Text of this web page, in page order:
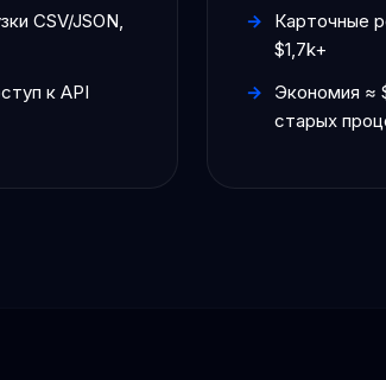
CSV/JSON,
к API
Карточные
$1,7k+
Экономия ≈
старых